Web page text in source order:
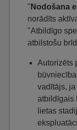
" Nodošana
norādīts
"Atbildīgo
atbilstošu
Autorizēts
vadītājs,
atbildīgais
lietas